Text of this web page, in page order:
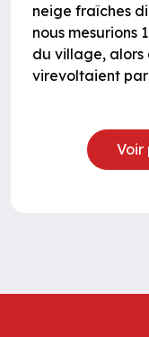
neige fraîches
nous mesurions
du village, alors
virevoltaient
Voir